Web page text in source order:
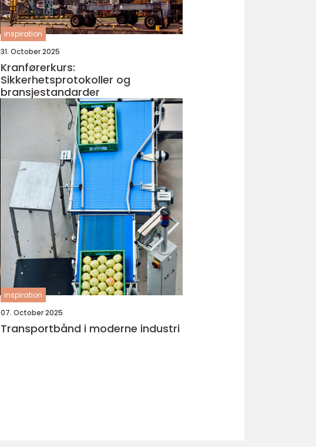
inspiration
31. October 2025
Kranførerkurs:
Sikkerhetsprotokoller og
bransjestandarder
inspiration
07. October 2025
Transportbånd i moderne industri